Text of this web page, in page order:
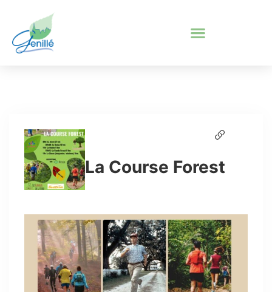
La Course Forest